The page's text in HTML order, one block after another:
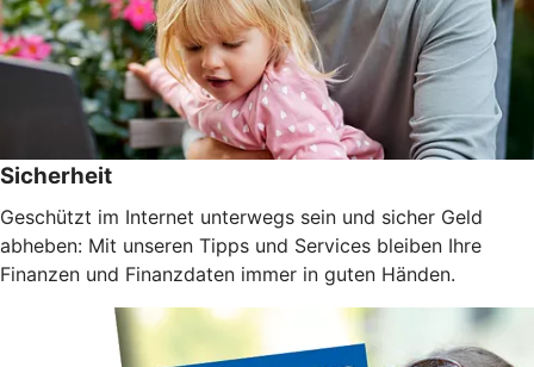
Sicherheit
Geschützt im Internet unterwegs sein und sicher Geld
abheben: Mit unseren Tipps und Services bleiben Ihre
Finanzen und Finanzdaten immer in guten Händen.